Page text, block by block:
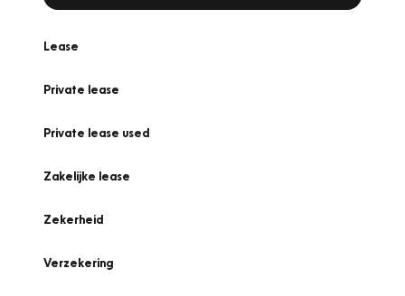
Lease
Private lease
Private lease used
Zakelijke lease
Zekerheid
Verzekering